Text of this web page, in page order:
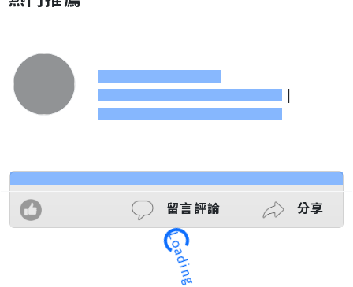
|
留言評論 分享
Loading